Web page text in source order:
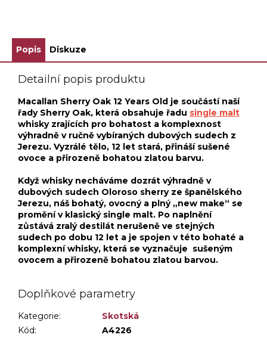
Popis Diskuze
Detailní popis produktu
Macallan Sherry Oak 12 Years Old je součástí naší
řady Sherry Oak, která obsahuje řadu single malt
whisky zrajících pro bohatost a komplexnost
výhradně v ručně vybíraných dubových sudech z
Jerezu. Vyzrálé tělo, 12 let stará, přináší sušené
ovoce a přirozeně bohatou zlatou barvu.
Když whisky necháváme dozrát výhradně v
dubových sudech Oloroso sherry ze španělského
Jerezu, náš bohatý, ovocný a plný „new make“ se
promění v klasický single malt. Po naplnění
zůstává zralý destilát nerušeně ve stejných
sudech po dobu 12 let a je spojen v této bohaté a
komplexní whisky, která se vyznačuje sušeným
ovocem a přirozeně bohatou zlatou barvou.
Doplňkové parametry
Kategorie:
Skotská
Kód:
A4226